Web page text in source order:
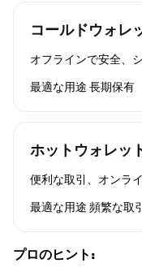
コールドウォレ
オフラインで安全、
最適な用途 長期保有
ホットウォレッ
便利な取引、オンラ
最適な用途 頻繁な取
プロのヒント: